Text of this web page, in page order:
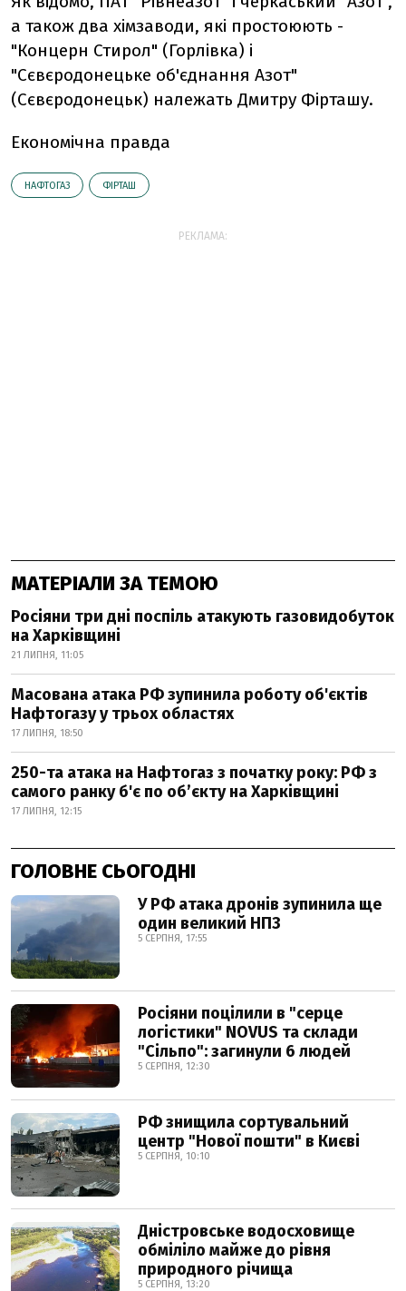
а також два хімзаводи, які простоюють -
"Концерн Стирол" (Горлівка) і
"Сєвєродонецьке об'єднання Азот"
(Сєвєродонецьк) належать Дмитру Фірташу.
Економічна правда
НАФТОГАЗ ФІРТАШ
РЕКЛАМА:
МАТЕРІАЛИ ЗА ТЕМОЮ
Росіяни три дні поспіль атакують газовидобуток
на Харківщині
21 ЛИПНЯ, 11:05
Масована атака РФ зупинила роботу об'єктів
Нафтогазу у трьох областях
17 ЛИПНЯ, 18:50
250-та атака на Нафтогаз з початку року: РФ з
самого ранку б'є по об’єкту на Харківщині
17 ЛИПНЯ, 12:15
ГОЛОВНЕ СЬОГОДНІ
У РФ атака дронів зупинила ще
один великий НПЗ
5 СЕРПНЯ, 17:55
Росіяни поцілили в "серце
логістики" NOVUS та склади
"Сільпо": загинули 6 людей
5 СЕРПНЯ, 12:30
РФ знищила сортувальний
центр "Нової пошти" в Києві
5 СЕРПНЯ, 10:10
Дністровське водосховище
обміліло майже до рівня
природного річища
5 СЕРПНЯ, 13:20